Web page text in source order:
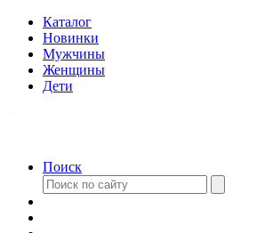
Каталог
Новинки
Мужчины
Женщины
Дети
Поиск